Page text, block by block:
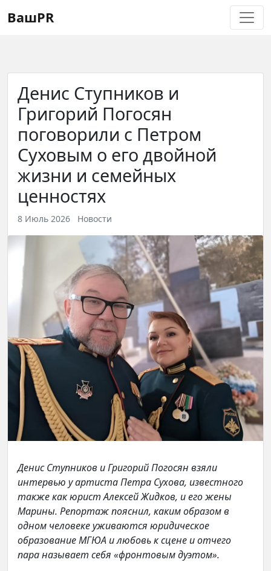
Регистрация
ВашPR
Денис Ступников и
Григорий Погосян
поговорили с Петром
Суховым о его двойной
жизни и семейных
ценностях
8 Июль 2026 Новости
Денис Ступников и Григорий Погосян взяли
интервью у артиста Петра Сухова, известного
также как юрист Алексей Жидков, и его жены
Марины. Репортаж пояснил, каким образом в
одном человеке уживаются юридическое
образование МГЮА и любовь к сцене и отчего
пара называет себя «фронтовым дуэтом».